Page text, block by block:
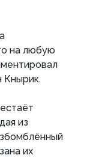
на любую
Кнырик.
из
их